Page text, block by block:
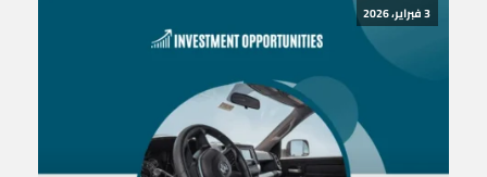
3 فبراير، 2026